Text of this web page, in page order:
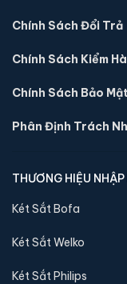
📐 Kích thước: 30 x
🔒 Khoá: Khóa vân tay
🛡️ Bảo hành:36 tháng
Chính Sách Đổi Trả
Chính Sách Kiểm
Chính Sách Bảo
Phân Định Trách
THƯƠNG HIỆU
Két Sắt Bofa
Két Sắt Welko
Két Sắt Philips